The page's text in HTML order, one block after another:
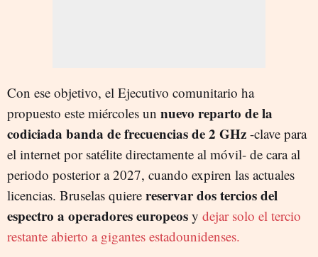
Con ese objetivo, el Ejecutivo comunitario ha
propuesto este miércoles un nuevo reparto de la
codiciada banda de frecuencias de 2 GHz -clave para
el internet por satélite directamente al móvil- de cara al
periodo posterior a 2027, cuando expiren las actuales
licencias. Bruselas quiere reservar dos tercios del
espectro a operadores europeos y dejar solo el tercio
restante abierto a gigantes estadounidenses.